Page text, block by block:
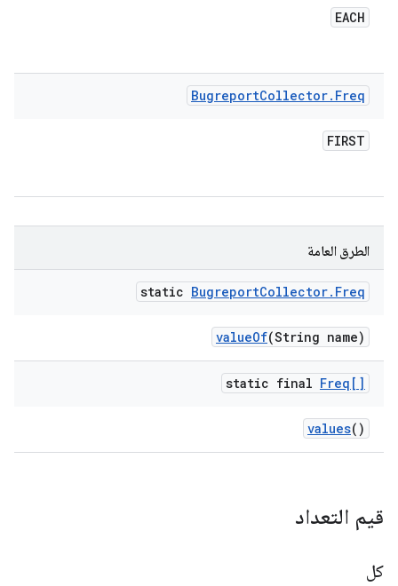
EACH
BugreportCollector. Freq
FIRST
الطرق العامة
static BugreportCollector. Freq
valueOf(String name)
static final Freq[]
values()
قيم التعداد
كل